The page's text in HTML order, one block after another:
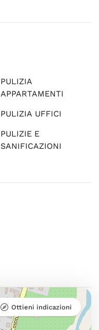
PULIZIA
APPARTAMENTI
PULIZIA UFFICI
PULIZIE E
SANIFICAZIONI
Ottieni indicazioni